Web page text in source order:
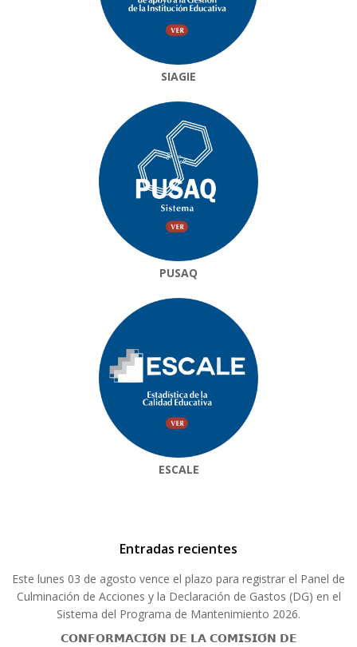
SIAGIE
PUSAQ
ESCALE
Entradas recientes
Este lunes 03 de agosto vence el plazo para registrar el Panel de
Culminación de Acciones y la Declaración de Gastos (DG) en el
Sistema del Programa de Mantenimiento 2026.
𝗖𝗢𝗡𝗙𝗢𝗥𝗠𝗔𝗖𝗜𝗢́𝗡 𝗗𝗘 𝗟𝗔 𝗖𝗢𝗠𝗜𝗦𝗜𝗢́𝗡 𝗗𝗘